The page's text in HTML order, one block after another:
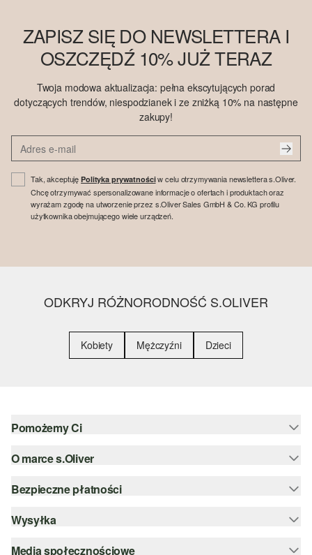
ZAPISZ SIĘ DO NEWSLETTERA I
OSZCZĘDŹ 10% JUŻ TERAZ
Twoja modowa aktualizacja: pełna ekscytujących porad
dotyczących trendów, niespodzianek i ze zniżką 10% na następne
zakupy!
Tak, akceptujęPolityka prywatnościw celu otrzymywania newslettera s.Oliver.
Chcę otrzymywać spersonalizowane informacje o ofertach i produktach oraz
wyrażam zgodę na utworzenie przez s.Oliver Sales GmbH & Co. KG profilu
użytkownika obejmującego wiele urządzeń.
ODKRYJ RÓŻNORODNOŚĆ S.OLIVER
Kobiety Mężczyźni Dzieci
Pomożemy Ci
Pomoc i FAQ
Porady dotyczące rozmiarów
Kategorie
O marce s.Oliver
Newsletter
s.Oliver Group
Bezpieczne płatności
PayPal
Klarna
Wysyłka
DHL PL
Media społecznościowe